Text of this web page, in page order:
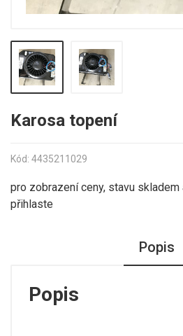
Karosa topení
Kód: 4435211029
pro zobrazení ceny, stavu skladem
přihlaste
Popis
Popis